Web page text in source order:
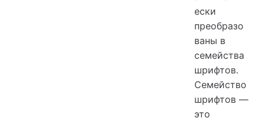
ески
преобразо
ваны в
семейства
шрифтов.
Семейство
шрифтов —
это